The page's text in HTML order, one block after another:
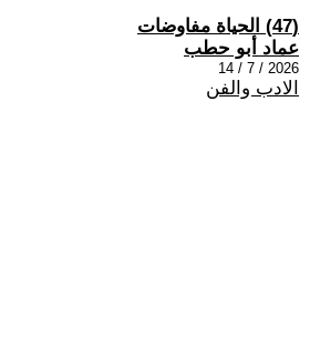
(47) الحياة مفاوضات
عماد أبو حطب
2026 / 7 / 14
الادب والفن